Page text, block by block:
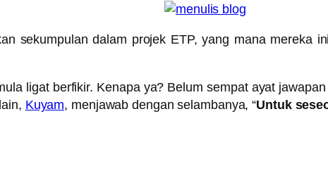
sekumpulan dalam projek ETP, yang mana mereka
ligat berfikir. Kenapa ya? Belum sempat ayat
Kuyam, menjawab dengan selambanya, “Untuk